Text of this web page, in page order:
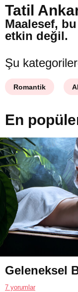
Tatil
Maalesef,
etkin değil.
Şu
Romantik
En
Geleneksel
7 yorumlar